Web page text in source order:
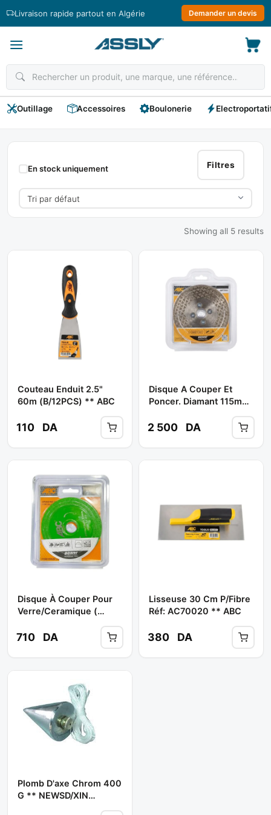
Livraison rapide partout en Algérie Demander un devis
Outillage Accessoires Boulonerie
ABC
Filtres
En stock uniquement
Showing all 5 results
Couteau Enduit 2.5"
60m (B/12PCS) ** ABC
110 DA
Disque A Couper Et
Poncer. Diamant 115mm
2 500 DA
Disque À Couper Pour
Verre/Ceramique (
Mm ** ABC
710 DA
Lisseuse 30 Cm P/fibre
Réf: AC70020 ** ABC
380 DA
Plomb D'axe Chrom 400
G ** NEWSD/XIN